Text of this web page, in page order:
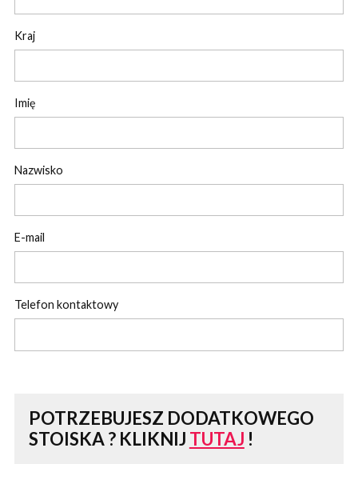
Kraj
Imię
Nazwisko
E-mail
Telefon kontaktowy
POTRZEBUJESZ DODATKOWEGO
STOISKA ? KLIKNIJ TUTAJ !